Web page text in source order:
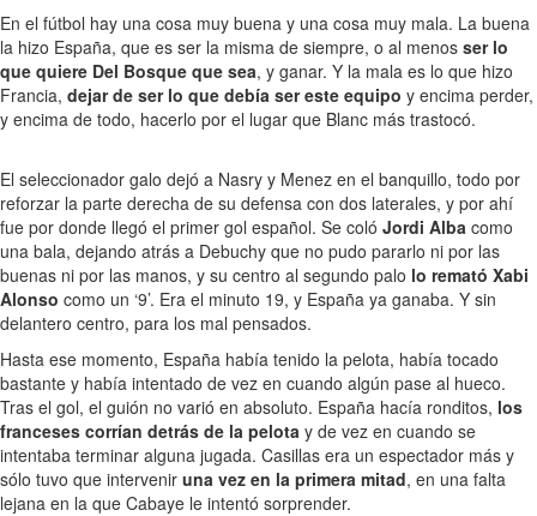
En el fútbol hay una cosa muy buena y una cosa muy mala. La buena
la hizo España, que es ser la misma de siempre, o al menos ser lo
que quiere Del Bosque que sea, y ganar. Y la mala es lo que hizo
Francia, dejar de ser lo que debía ser este equipo y encima perder,
y encima de todo, hacerlo por el lugar que Blanc más trastocó.
El seleccionador galo dejó a Nasry y Menez en el banquillo, todo por
reforzar la parte derecha de su defensa con dos laterales, y por ahí
fue por donde llegó el primer gol español. Se coló Jordi Alba como
una bala, dejando atrás a Debuchy que no pudo pararlo ni por las
buenas ni por las manos, y su centro al segundo palo lo remató Xabi
Alonso como un ‘9’. Era el minuto 19, y España ya ganaba. Y sin
delantero centro, para los mal pensados.
Hasta ese momento, España había tenido la pelota, había tocado
bastante y había intentado de vez en cuando algún pase al hueco.
Tras el gol, el guión no varió en absoluto. España hacía ronditos, los
franceses corrían detrás de la pelota y de vez en cuando se
intentaba terminar alguna jugada. Casillas era un espectador más y
sólo tuvo que intervenir una vez en la primera mitad, en una falta
lejana en la que Cabaye le intentó sorprender.